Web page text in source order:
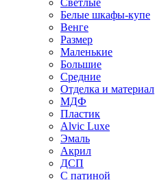
Светлые
Белые шкафы-купе
Венге
Размер
Маленькие
Большие
Средние
Отделка и материал
МДФ
Пластик
Alvic Luxe
Эмаль
Акрил
ДСП
С патиной